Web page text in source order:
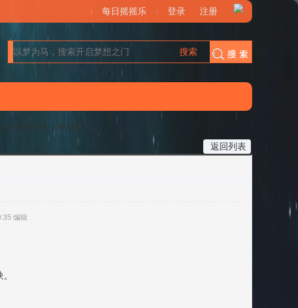
每日摇摇乐 登录 注册
搜索
司排行榜（附名单）
返回列表
编辑